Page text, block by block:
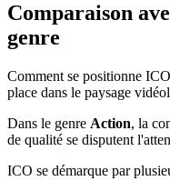
Comparaison
genre
Comment se positionne
place dans le paysage
Dans le genre Action, la
de qualité se disputent
ICO se démarque par